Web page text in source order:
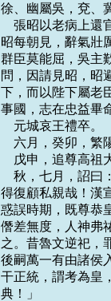
徐、幽屬吳，兗、
張昭以老病上
昭每朝見，辭氣壯
群臣莫能屈，吳主
問，因請見昭，昭
下，而以陛下屬老
事國，志在忠益畢
    元城哀王禮卒。
六月，癸卯，繁
戊申，追尊高
秋，七月，詔
得復顧私親哉！漢
惑誤時期，既尊恭
僭差無度，人神弗
之。昔魯文逆祀，
後嗣萬一有由諸侯
干正統，謂考為皇
典！」